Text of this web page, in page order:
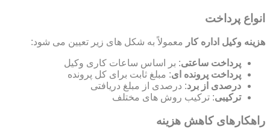
انواع پرداخت
هزینه وکیل اداره کار معمولاً به شکل های زیر تعیین می شود:
پرداخت ساعتی: بر اساس ساعات کاری وکیل
پرداخت پرونده ای: مبلغ ثابت برای کل پرونده
درصدی از برد: درصدی از مبلغ دریافتی
ترکیبی: ترکیب روش های مختلف
راهکارهای کاهش هزینه